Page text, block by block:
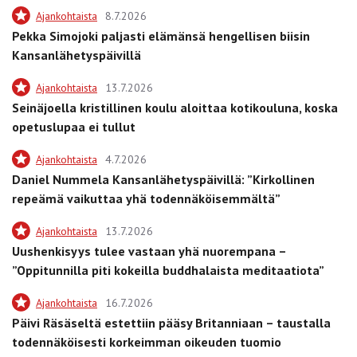
Ajankohtaista 8.7.2026
Pekka Simojoki paljasti elämänsä hengellisen biisin
Kansanlähetyspäivillä
Ajankohtaista 13.7.2026
Seinäjoella kristillinen koulu aloittaa kotikouluna, koska
opetuslupaa ei tullut
Ajankohtaista 4.7.2026
Daniel Nummela Kansanlähetyspäivillä: ”Kirkollinen
repeämä vaikuttaa yhä todennäköisemmältä”
Ajankohtaista 13.7.2026
Uushenkisyys tulee vastaan yhä nuorempana –
”Oppitunnilla piti kokeilla buddhalaista meditaatiota”
Ajankohtaista 16.7.2026
Päivi Räsäseltä estettiin pääsy Britanniaan – taustalla
todennäköisesti korkeimman oikeuden tuomio